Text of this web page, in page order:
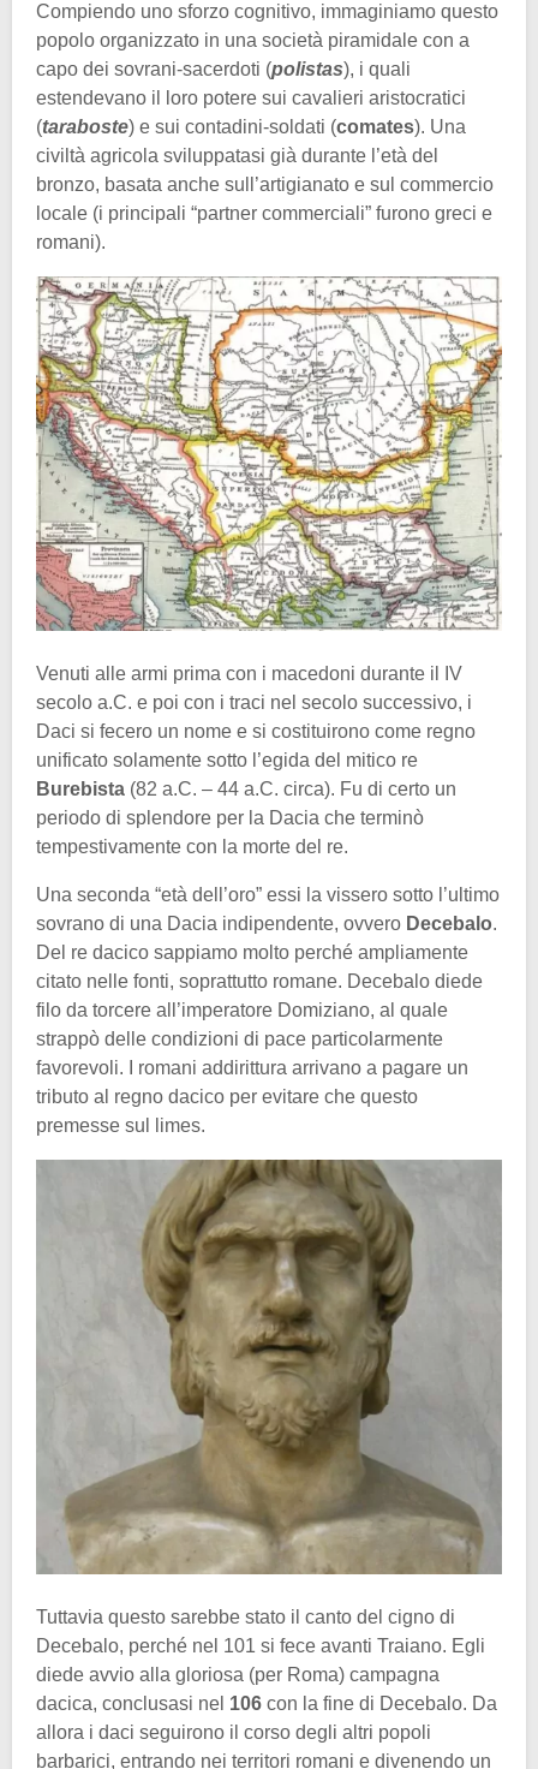
Compiendo uno sforzo cognitivo, immaginiamo questo
popolo organizzato in una società piramidale con a
capo dei sovrani-sacerdoti (polistas), i quali
estendevano il loro potere sui cavalieri aristocratici
(taraboste) e sui contadini-soldati (comates). Una
civiltà agricola sviluppatasi già durante l’età del
bronzo, basata anche sull’artigianato e sul commercio
locale (i principali “partner commerciali” furono greci e
romani).
Venuti alle armi prima con i macedoni durante il IV
secolo a.C. e poi con i traci nel secolo successivo, i
Daci si fecero un nome e si costituirono come regno
unificato solamente sotto l’egida del mitico re
Burebista (82 a.C. – 44 a.C. circa). Fu di certo un
periodo di splendore per la Dacia che terminò
tempestivamente con la morte del re.
Una seconda “età dell’oro” essi la vissero sotto l’ultimo
sovrano di una Dacia indipendente, ovvero Decebalo.
Del re dacico sappiamo molto perché ampliamente
citato nelle fonti, soprattutto romane. Decebalo diede
filo da torcere all’imperatore Domiziano, al quale
strappò delle condizioni di pace particolarmente
favorevoli. I romani addirittura arrivano a pagare un
tributo al regno dacico per evitare che questo
premesse sul limes.
Tuttavia questo sarebbe stato il canto del cigno di
Decebalo, perché nel 101 si fece avanti Traiano. Egli
diede avvio alla gloriosa (per Roma) campagna
dacica, conclusasi nel 106 con la fine di Decebalo. Da
allora i daci seguirono il corso degli altri popoli
barbarici, entrando nei territori romani e divenendo un